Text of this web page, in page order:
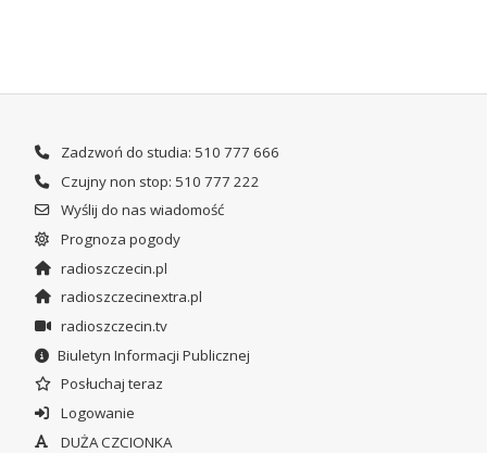
Zadzwoń do studia: 510 777 666
Czujny non stop: 510 777 222
Wyślij do nas wiadomość
Prognoza pogody
radioszczecin.pl
radioszczecinextra.pl
radioszczecin.tv
Biuletyn Informacji Publicznej
Posłuchaj teraz
Logowanie
DUŻA CZCIONKA